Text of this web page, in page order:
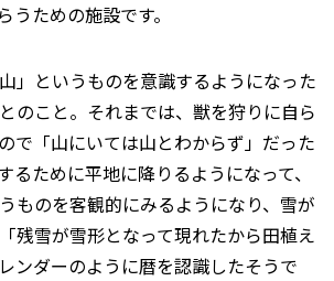
うための施設です。
」というものを意識するようになった
のこと。それまでは、獣を狩りに自ら
で「山にいては山とわからず」だった
るために平地に降りるようになって、
ものを客観的にみるようになり、雪が
残雪が雪形となって現れたから田植え
ンダーのように暦を認識したそうで